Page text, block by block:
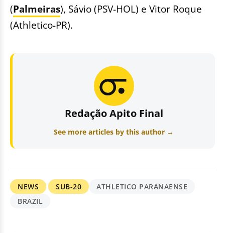
(Palmeiras), Sávio (PSV-HOL) e Vitor Roque
(Athletico-PR).
Redação Apito Final
See more articles by this author →
NEWS SUB-20
ATHLETICO PARANAENSE
BRAZIL